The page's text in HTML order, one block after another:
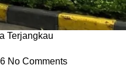
Kecamatan Kelapa Gading,
Terjangkau
No Comments